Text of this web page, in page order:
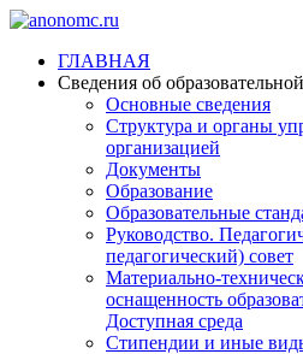
ГЛАВНАЯ
Сведения об
Основные сведения
Структура и органы
организацией
Документы
Образование
Образовательные
Руководство.
педагогический) совет
Материально-
оснащенность
Доступная среда
Стипендии и иные